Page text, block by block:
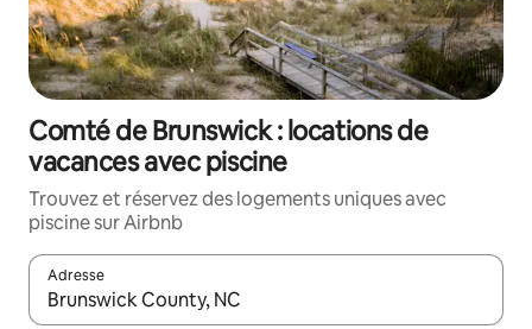
Comté de Brunswick : locations de
vacances avec piscine
Trouvez et réservez des logements uniques avec
piscine sur Airbnb
Adresse
Lorsque les résultats s'affichent, utilisez les flèches vers le